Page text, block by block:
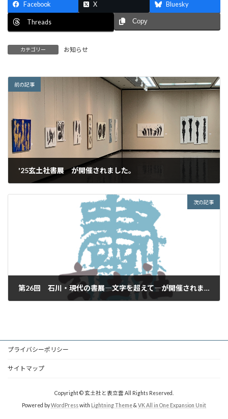
Facebook X Bluesky
Threads Copy
カテゴリー お知らせ
前の記事
'25玄土社書展 が開催されました。
次の記事
第26回 石川・現代の書展―文字を超えて―が開催されます。
プライバシーポリシー
サイトマップ
Copyright © 玄土社と表立雲 All Rights Reserved.
Powered byWordPresswith Lightning Theme& VK All in One Expansion Unit